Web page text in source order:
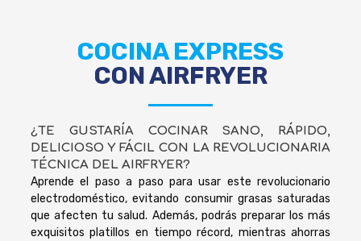
COCINA EXPRESS
CON AIRFRYER
¿TE GUSTARÍA COCINAR SANO, RÁPIDO,
DELICIOSO Y FÁCIL CON LA REVOLUCIONARIA
TÉCNICA DEL AIRFRYER?
Aprende el paso a paso para usar este revolucionario
electrodoméstico, evitando consumir grasas saturadas
que afecten tu salud. Además, podrás preparar los más
exquisitos platillos en tiempo récord, mientras ahorras